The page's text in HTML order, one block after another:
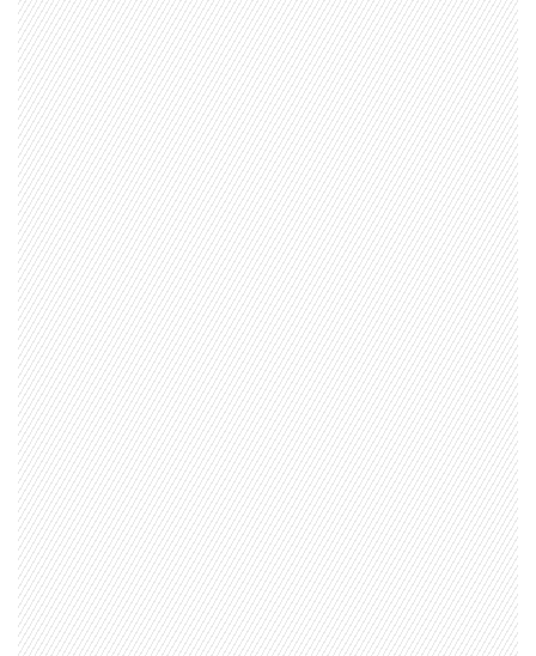
1997 — 2026
© PRISA MEDIA CORP SPA.
Producción musical Cadena Ser, España 2026.
CONTACTO COMERCIAL